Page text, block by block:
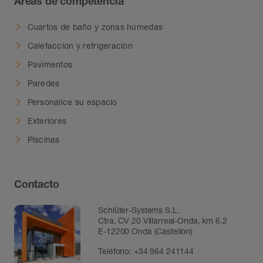
recubrimiento seleccionado. Para obtener
instrucciones detalladas sobre la instalación
de recubrimientos no cerámicos, consulte el
manual técnico de Schlüter-BEKOTEC-
THERM o póngase en contacto con nuestro
departamento técnico.
Cuartos de baño y zonas húmedas
Calefacción y refrigeración
Pavimentos
Paredes
Personalice su espacio
Exteriores
Piscinas
Contacto
Schlüter-Systems S.L.
Ctra. CV 20 Villarreal-Onda, km 6,2
E-12200 Onda (Castellón)
Teléfono: +34 964 241144